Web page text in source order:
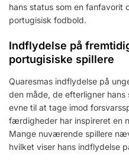
hans status som en fanfavorit
portugisisk fodbold.
Indflydelse på
portugisiske spillere
Quaresmas indflydelse på
den måde, de efterligner
evne til at tage imod
færdigheder har inspireret en
Mange nuværende spillere
hvilket viser hans indflydelse